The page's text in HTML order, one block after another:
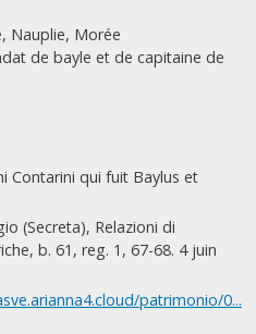
Nauplie, Morée
de bayle et de capitaine de
Contarini qui fuit Baylus et
(Secreta), Relazioni di
b. 61, reg. 1, 67-68. 4 juin
patrimonio/0...